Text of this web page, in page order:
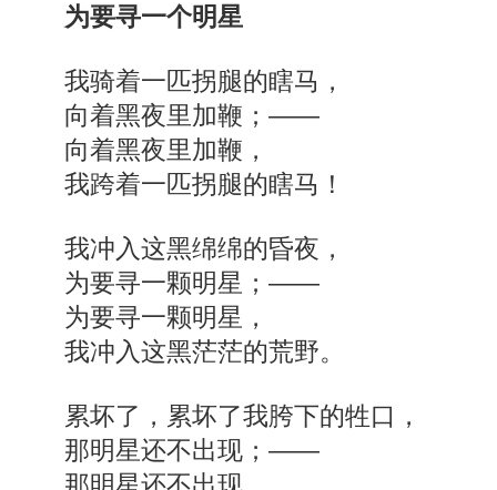
为要寻一个明星
我骑着一匹拐腿的瞎马，
向着黑夜里加鞭；——
向着黑夜里加鞭，
我跨着一匹拐腿的瞎马！
我冲入这黑绵绵的昏夜，
为要寻一颗明星；——
为要寻一颗明星，
我冲入这黑茫茫的荒野。
累坏了，累坏了我胯下的牲口，
那明星还不出现；——
那明星还不出现，